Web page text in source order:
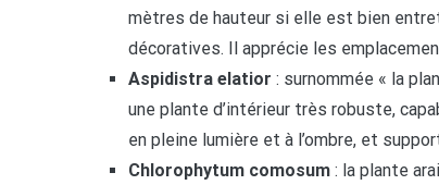
mètres de hauteur si elle est bien
décoratives. Il apprécie les
Aspidistra elatior : surnommée « la
une plante d’intérieur très robuste,
en pleine lumière et à l’ombre, et
Chlorophytum comosum: la plante